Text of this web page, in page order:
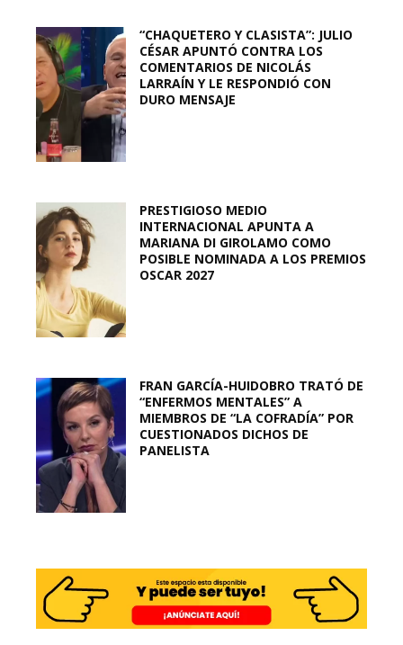
“CHAQUETERO Y CLASISTA”: JULIO
CÉSAR APUNTÓ CONTRA LOS
COMENTARIOS DE NICOLÁS
LARRAÍN Y LE RESPONDIÓ CON
DURO MENSAJE
PRESTIGIOSO MEDIO
INTERNACIONAL APUNTA A
MARIANA DI GIROLAMO COMO
POSIBLE NOMINADA A LOS PREMIOS
OSCAR 2027
FRAN GARCÍA-HUIDOBRO TRATÓ DE
“ENFERMOS MENTALES” A
MIEMBROS DE “LA COFRADÍA” POR
CUESTIONADOS DICHOS DE
PANELISTA